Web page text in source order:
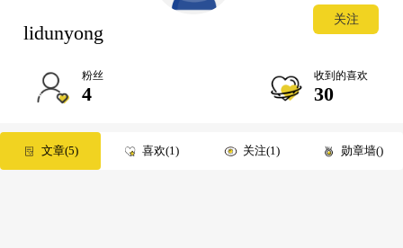
lidunyong
关注
粉丝
4
收到的喜欢
30
文章 5 喜欢 1 关注 1 勋章墙